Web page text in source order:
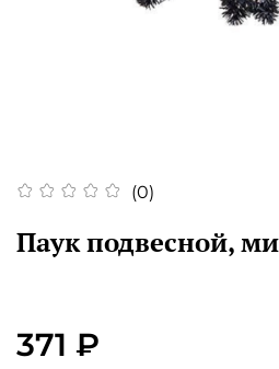
(0)
Паук подвесной,
371 ₽